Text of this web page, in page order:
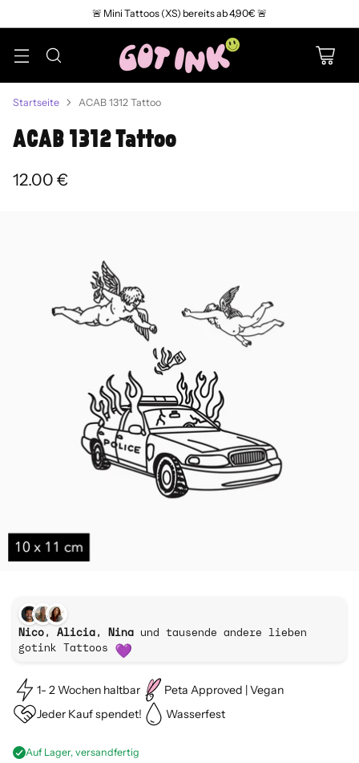
🚨 Mini Tattoos (XS) bereits ab 4,90€ 🚨
Startseite ACAB 1312 Tattoo
ACAB 1312 Tattoo
Normaler
12.00 €
Nico, Alicia, Nina und tausende andere lieben
gotink Tattoos
1- 2 Wochen haltbar
Peta Approved | Vegan
Jeder Kauf spendet!
Wasserfest
Auf Lager, versandfertig